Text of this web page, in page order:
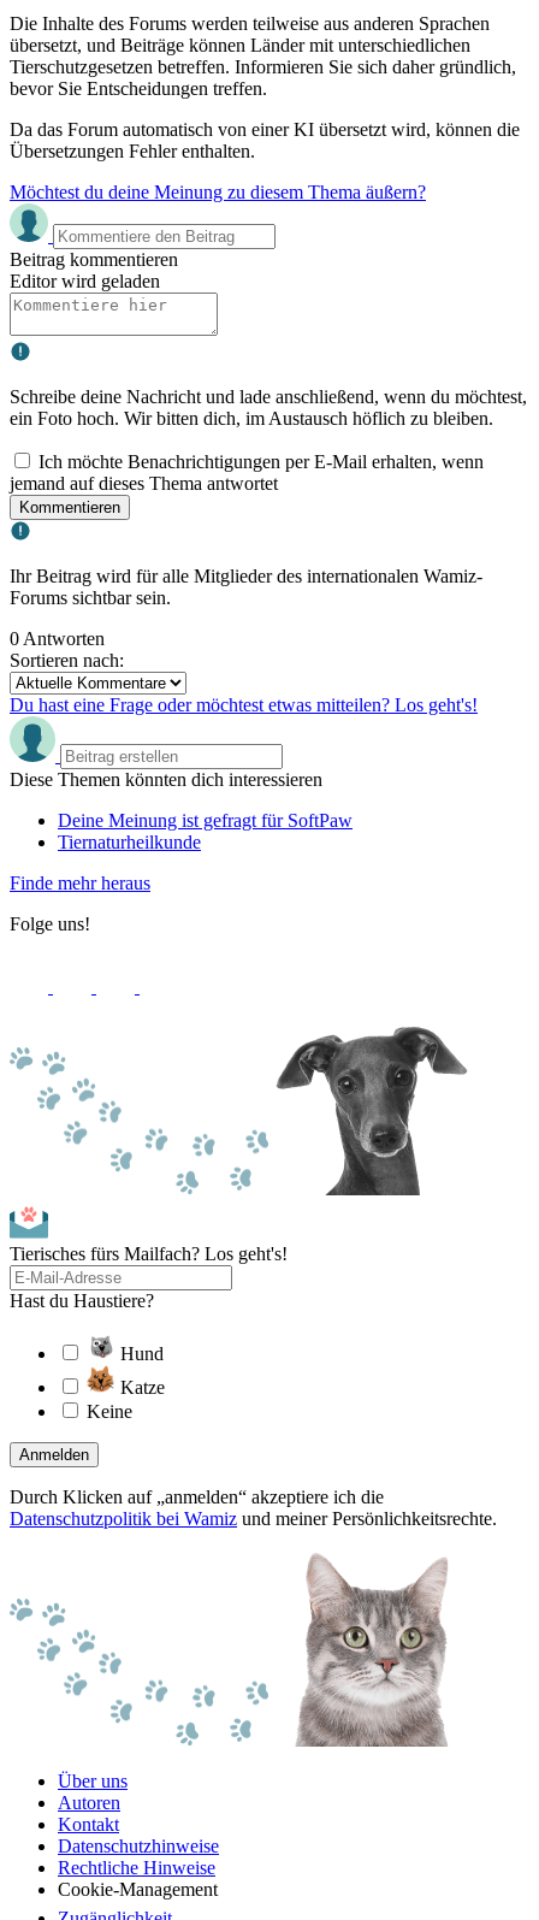
Die Inhalte des Forums werden teilweise aus anderen Sprachen
übersetzt, und Beiträge können Länder mit unterschiedlichen
Tierschutzgesetzen betreffen. Informieren Sie sich daher gründlich,
bevor Sie Entscheidungen treffen.
Da das Forum automatisch von einer KI übersetzt wird, können die
Übersetzungen Fehler enthalten.
Möchtest du deine Meinung zu diesem Thema äußern?
Beitrag kommentieren
Editor wird geladen
Schreibe deine Nachricht und lade anschließend, wenn du möchtest,
ein Foto hoch. Wir bitten dich, im Austausch höflich zu bleiben.
Ich möchte Benachrichtigungen per E-Mail erhalten, wenn
jemand auf dieses Thema antwortet
Kommentieren
Ihr Beitrag wird für alle Mitglieder des internationalen Wamiz-
Forums sichtbar sein.
0 Antworten
Sortieren nach:
Du hast eine Frage oder möchtest etwas mitteilen? Los geht's!
Diese Themen könnten dich interessieren
Deine Meinung ist gefragt für SoftPaw
Tiernaturheilkunde
Finde mehr heraus
Folge uns!
Tierisches fürs Mailfach? Los geht's!
Hast du Haustiere?
Hund
Katze
Keine
Anmelden
Durch Klicken auf „anmelden“ akzeptiere ich die
Datenschutzpolitik bei Wamiz und meiner Persönlichkeitsrechte.
Über uns
Autoren
Kontakt
Datenschutzhinweise
Rechtliche Hinweise
Cookie-Management